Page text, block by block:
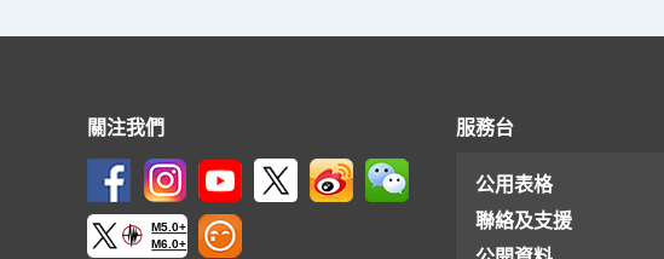
關注我們
M5.0+
M6.0+
服務台
公用表格
聯絡及支援